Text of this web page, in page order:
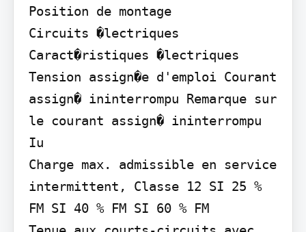
Position de montage
Circuits �lectriques
Caract�ristiques �lectriques
Tension assign�e d'emploi Courant
assign� ininterrompu Remarque sur
le courant assign� ininterrompu
Iu
Charge max. admissible en service
intermittent, Classe 12 SI 25 %
FM SI 40 % FM SI 60 % FM